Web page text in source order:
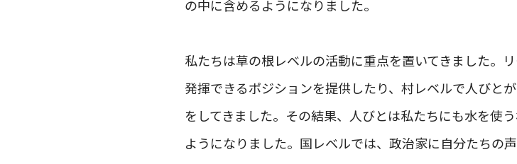
の中に含めるようになりました。
私たちは草の根レベルの活動に重点を置いてきました。
発揮できるポジションを提供したり、村レベルで人びと
をしてきました。その結果、人びとは私たちにも水を使
ようになりました。国レベルでは、政治家に自分たちの